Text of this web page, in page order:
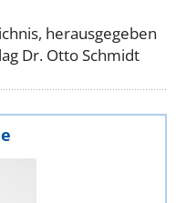
herausgegeben
Dr. Otto Schmidt